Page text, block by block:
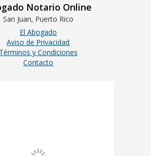
Notario Online
San Juan, Puerto Rico
El Abogado
Aviso de Privacidad
Términos y Condiciones
Contacto